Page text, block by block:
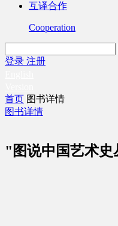
互译合作
Cooperation
登录 注册
首页 图书详情
图书详情
"图说中国艺术史